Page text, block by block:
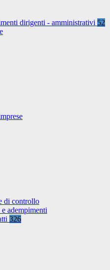
dirigenti - amministrativi 52
di controllo
adempimenti
326